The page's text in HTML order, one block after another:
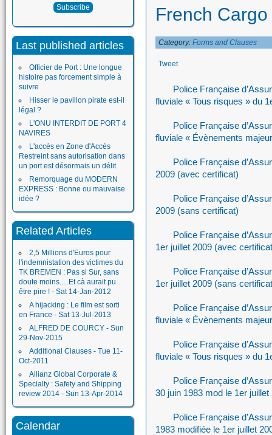
Last published articles
Officier de Port : Une longue
histoire pas forcement simple à
suivre
Hisser le pavillon pirate est-il
légal ?
L'ONU INTERDIT DE PORT 4
NAVIRES
L'accès en Zone d'Accès
Restreint sans autorisation dans
un port est désormais un délit
Remorquage du MODERN
EXPRESS : Bonne ou mauvaise
idée ?
Related Articles
2,5 Millions d'Euros pour
l'indemnistation des victimes du
TK BREMEN : Pas si Sur, sans
doute moins.....Et cà aurait pu
être pire ! - Sat 14-Jan-2012
A hijacking : Le film est sorti
en France - Sat 13-Jul-2013
ALFRED DE COURCY - Sun
29-Nov-2015
Additional Clauses - Tue 11-
Oct-2011
Allianz Global Corporate &
Specialty : Safety and Shipping
review 2014 - Sun 13-Apr-2014
Calendar
French
Category: Forms and Clauses
Tweet
Police Française
fluviale « Tous risques » du
Police Française
fluviale « Évènements
Police Française
2009 (avec certificat)
Police Française
2009 (sans certificat)
Police Française
1er juillet 2009 (avec
Police Française
1er juillet 2009 (sans
Police Française
fluviale « Évènements
Police Française
fluviale « Tous risques » du
Police Française
30 juin 1983 mod le 1er juillet
Police Française
1983 modifiée le 1er juillet